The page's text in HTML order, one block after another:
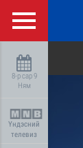
8-р сар 9
Ням
Үндэсний
телевиз